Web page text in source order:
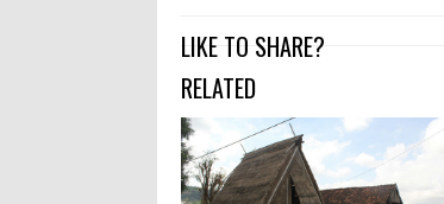
LIKE TO SHARE?
RELATED